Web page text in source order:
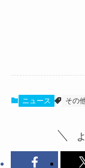
ニュース その